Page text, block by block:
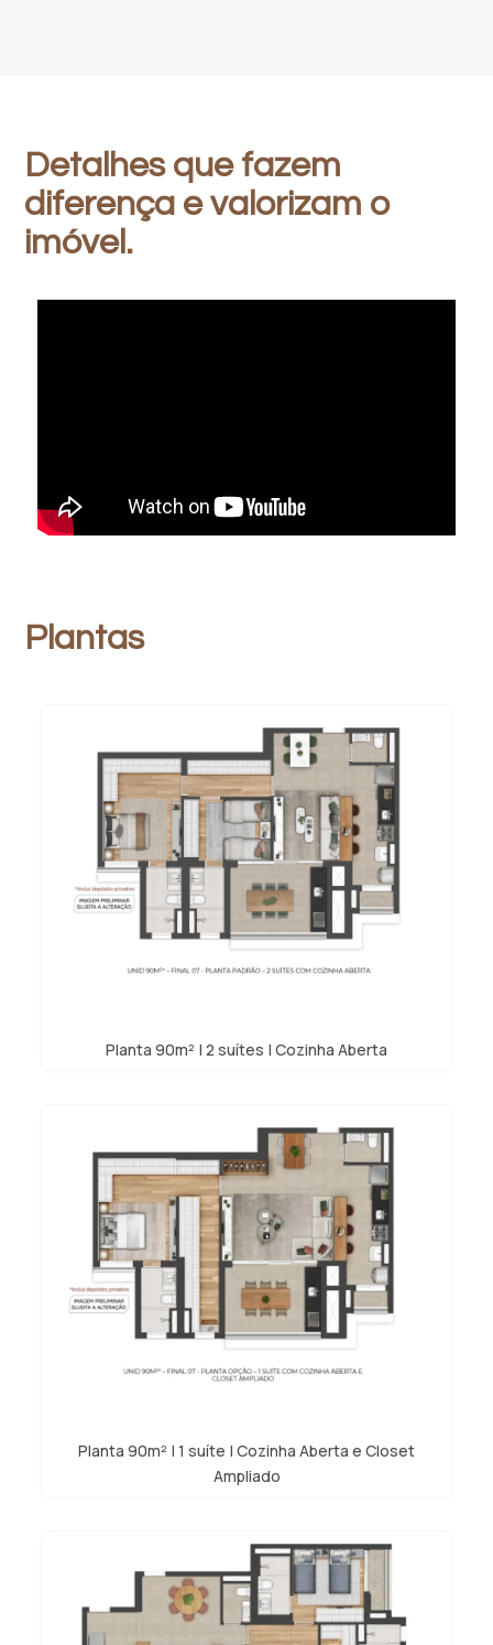
Detalhes que fazem
diferença e valorizam o
imóvel.
Plantas
Planta 90m² | 2 suítes | Cozinha Aberta
Planta 90m² | 1 suíte | Cozinha Aberta e Closet
Ampliado